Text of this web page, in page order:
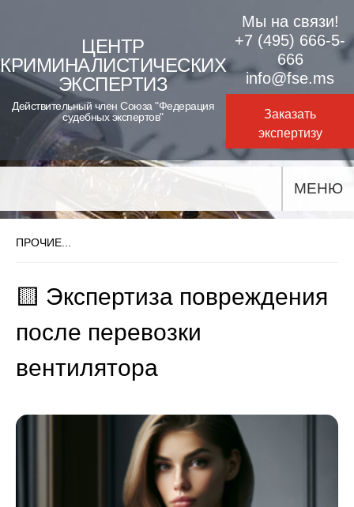
content
ЦЕНТР
КРИМИНАЛИСТИЧЕСКИХ
ЭКСПЕРТИЗ
Действительный член Союза "Федерация
судебных экспертов"
Мы на связи!
+7 (495) 666-5-
666
info@fse.ms
Заказать
экспертизу
МЕНЮ
ПРОЧИЕ...
🟨 Экспертиза повреждения
после перевозки
вентилятора